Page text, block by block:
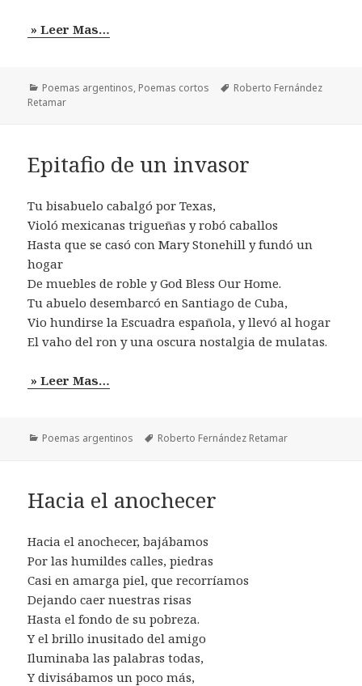
» Leer Mas…
Categorías
Poemas argentinos, Poemas cortos Etiquetas
Roberto Fernández
Retamar
Epitafio de un invasor
Tu bisabuelo cabalgó por Texas,
Violó mexicanas trigueñas y robó caballos
Hasta que se casó con Mary Stonehill y fundó un
hogar
De muebles de roble y God Bless Our Home.
Tu abuelo desembarcó en Santiago de Cuba,
Vio hundirse la Escuadra española, y llevó al hogar
El vaho del ron y una oscura nostalgia de mulatas.
» Leer Mas…
Categorías
Poemas argentinos Etiquetas
Roberto Fernández Retamar
Hacia el anochecer
Hacia el anochecer, bajábamos
Por las humildes calles, piedras
Casi en amarga piel, que recorríamos
Dejando caer nuestras risas
Hasta el fondo de su pobreza.
Y el brillo inusitado del amigo
Iluminaba las palabras todas,
Y divisábamos un poco más,